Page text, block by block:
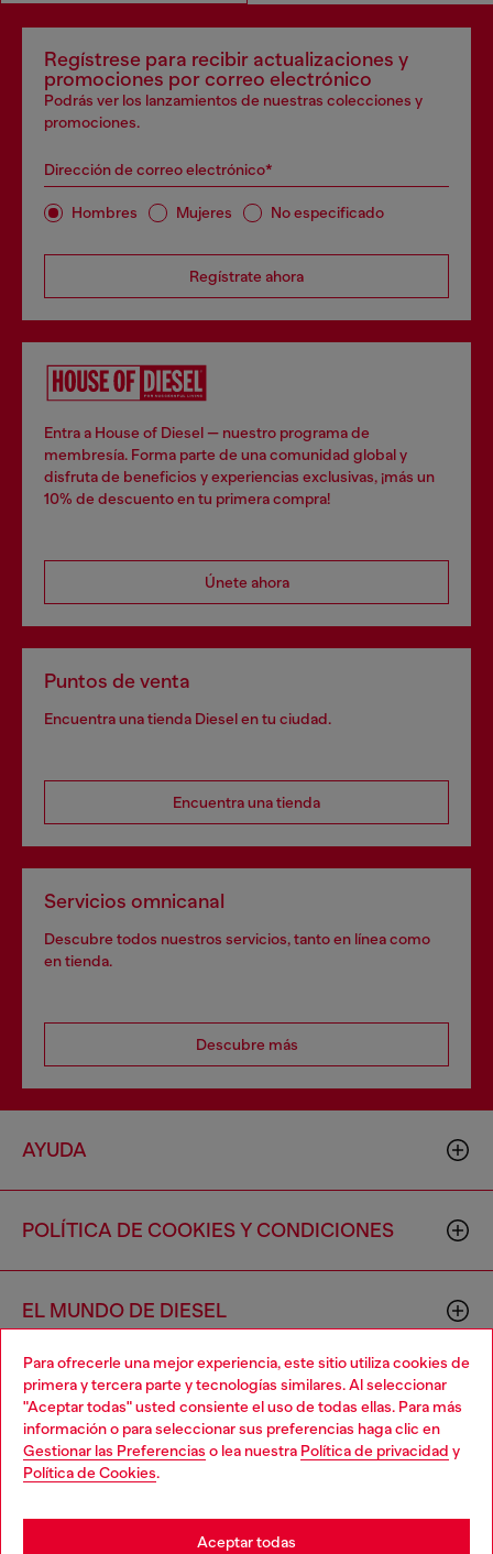
Para ofrecerle una mejor experiencia, este sitio utiliza cookies de
primera y tercera parte y tecnologías similares. Al seleccionar
"Aceptar todas" usted consiente el uso de todas ellas. Para más
información o para seleccionar sus preferencias haga clic en
Gestionar las Preferencias o lea nuestra Política de privacidad y
Política de Cookies.
Aceptar todas
Regístrese para recibir actualizaciones y
promociones por correo electrónico
Podrás ver los lanzamientos de nuestras colecciones y
promociones.
Dirección de correo electrónico*
Hombres Mujeres No especificado
Regístrate ahora
Entra a House of Diesel — nuestro programa de
membresía. Forma parte de una comunidad global y
disfruta de beneficios y experiencias exclusivas, ¡más un
10% de descuento en tu primera compra!
Únete ahora
Puntos de venta
Encuentra una tienda Diesel en tu ciudad.
Encuentra una tienda
Servicios omnicanal
Descubre todos nuestros servicios, tanto en línea como
en tienda.
Descubre más
AYUDA
POLÍTICA DE COOKIES Y CONDICIONES
EL MUNDO DE DIESEL
CORPORACIÓN